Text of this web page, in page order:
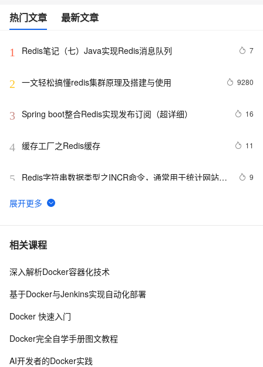
热门文章 最新文章
1 Redis笔记（七）Java实现Redis消息队列 7
2 一文轻松搞懂redis集群原理及搭建与使用 9280
3 Spring boot整合Redis实现发布订阅（超详细） 16
4 缓存工厂之Redis缓存 11
5
Redis字符串数据类型之INCR命令，通常用于统计网站访
9
6 Redis高并发场景下秒杀超卖解决
7 Redis命令——字符串(String)
8 云数据库 Redis清除数据的步骤
10Redis大Key解决方案
相关课程
深入解析Docker容器化技术
基于Docker与Jenkins实现自动化部署
Docker 快速入门
Docker完全自学手册图文教程
AI开发者的Docker实践